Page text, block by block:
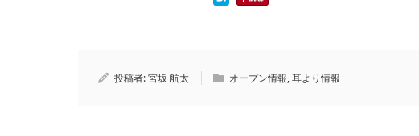
投稿者:宮坂 航太 オープン情報,耳より情報